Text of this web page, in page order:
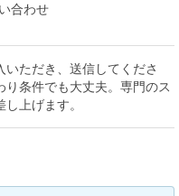
合わせ
ただき、送信してくださ
条件でも大丈夫。専門のス
上げます。